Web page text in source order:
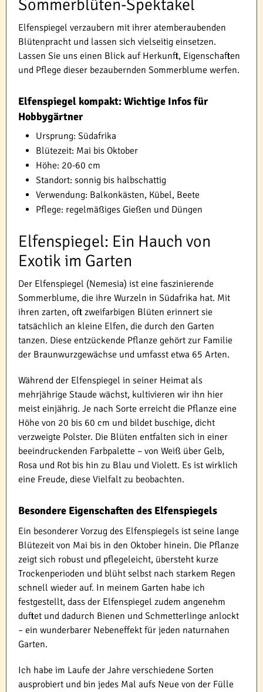
Sommerblüten-Spektakel
Elfenspiegel verzaubern mit ihrer atemberaubenden
Blütenpracht und lassen sich vielseitig einsetzen.
Lassen Sie uns einen Blick auf Herkunft, Eigenschaften
und Pflege dieser bezaubernden Sommerblume werfen.
Elfenspiegel kompakt: Wichtige Infos für
Hobbygärtner
Ursprung: Südafrika
Blütezeit: Mai bis Oktober
Höhe: 20-60 cm
Standort: sonnig bis halbschattig
Verwendung: Balkonkästen, Kübel, Beete
Pflege: regelmäßiges Gießen und Düngen
Elfenspiegel: Ein Hauch von
Exotik im Garten
Der Elfenspiegel (Nemesia) ist eine faszinierende
Sommerblume, die ihre Wurzeln in Südafrika hat. Mit
ihren zarten, oft zweifarbigen Blüten erinnert sie
tatsächlich an kleine Elfen, die durch den Garten
tanzen. Diese entzückende Pflanze gehört zur Familie
der Braunwurzgewächse und umfasst etwa 65 Arten.
Während der Elfenspiegel in seiner Heimat als
mehrjährige Staude wächst, kultivieren wir ihn hier
meist einjährig. Je nach Sorte erreicht die Pflanze eine
Höhe von 20 bis 60 cm und bildet buschige, dicht
verzweigte Polster. Die Blüten entfalten sich in einer
beeindruckenden Farbpalette – von Weiß über Gelb,
Rosa und Rot bis hin zu Blau und Violett. Es ist wirklich
eine Freude, diese Vielfalt zu beobachten.
Besondere Eigenschaften des Elfenspiegels
Ein besonderer Vorzug des Elfenspiegels ist seine lange
Blütezeit von Mai bis in den Oktober hinein. Die Pflanze
zeigt sich robust und pflegeleicht, übersteht kurze
Trockenperioden und blüht selbst nach starkem Regen
schnell wieder auf. In meinem Garten habe ich
festgestellt, dass der Elfenspiegel zudem angenehm
duftet und dadurch Bienen und Schmetterlinge anlockt
– ein wunderbarer Nebeneffekt für jeden naturnahen
Garten.
Ich habe im Laufe der Jahre verschiedene Sorten
ausprobiert und bin jedes Mal aufs Neue von der Fülle